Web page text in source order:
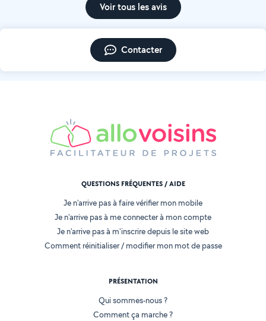
Voir tous les avis
Contacter
QUESTIONS FRÉQUENTES / AIDE
Je n'arrive pas à faire vérifier mon mobile
Je n'arrive pas à me connecter à mon compte
Je n'arrive pas à m'inscrire depuis le site web
Comment réinitialiser / modifier mon mot de passe
PRÉSENTATION
Qui sommes-nous ?
Comment ça marche ?